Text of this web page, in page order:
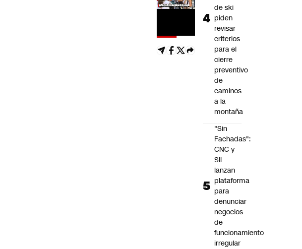
de ski
piden
revisar
criterios
para el
cierre
preventivo
de
caminos
a la
montaña
"Sin
Fachadas":
CNC y
SII
lanzan
plataforma
para
denunciar
negocios
de
funcionamiento
irregular